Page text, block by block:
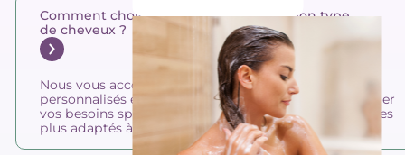
Comment choisir le produit adapté à mon type
de cheveux ?
Nous vous accompagnons grâce à nos conseils
personnalisés et routines personnalisées, pour identifier
vos besoins spécifiques et vous guider vers les soins les
plus adaptés à votre nature de cheveux.